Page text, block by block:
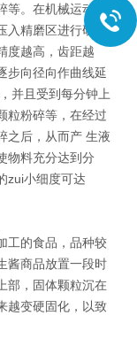
。在机械运动和
入精磨区进行研磨
度越高，齿距越
步向径向作曲线延
并且受到每分钟上
粒粉碎等，在经过
之后，从而产 生液
物料充分达到分
zui小细度可达
工的食品，品种较
酱商品放置一段时
部，固体颗粒沉在
越变硬固化，以致